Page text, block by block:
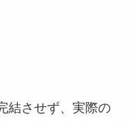
結させず、実際の